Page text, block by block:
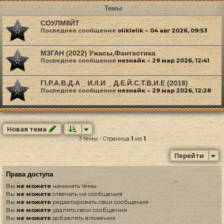
Темы
СОУЛМ8ЙТ
Последнее сообщениеoliklelik« 04 авг 2026, 09:53
М3ГАН (2022) Ужасы,Фантастика
Последнее сообщениенезнайк «29 мар 2026, 12:41
ГI.P.A.B.Д.A _ И./I.И _ Д.E.Й.C.T.B.И.E (2018)
Последнее сообщениенезнайк «29 мар 2026, 12:28
Новая тема
3 темы • Страница 1из1
Перейти
Права доступа
Выне можете начинать темы
Вы не можетеотвечать на сообщения
Вы не можете редактировать свои сообщения
Выне можетеудалять свои сообщения
Выне можетедобавлять вложения